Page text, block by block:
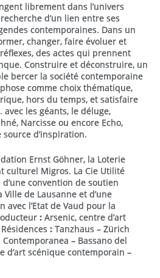
librement dans l’univers
d’un lien entre ses
contemporaines. Dans un
changer, faire évoluer et
des actes qui prennent
Construire et déconstruire, un
bercer la société contemporaine
comme choix thématique,
hors du temps, et satisfaire
les géants, le déluge,
Narcisse ou encore Echo,
d’inspiration.
Ernst Göhner, la Loterie
culturel Migros. La Cie Utilité
convention de soutien
de Lausanne et d’une
l’Etat de Vaud pour la
: Arsenic, centre d’art
: Tanzhaus – Zürich
Contemporanea – Bassano del
d’art scénique contemporain –